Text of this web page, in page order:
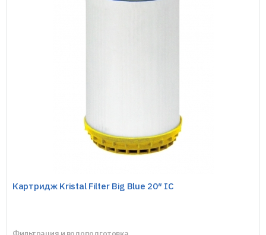
Картридж Kristal Filter Big Blue 20″ IC